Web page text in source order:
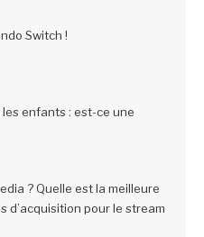
Switch !
les enfants : est-ce une
? Quelle est la meilleure
d’acquisition pour le stream